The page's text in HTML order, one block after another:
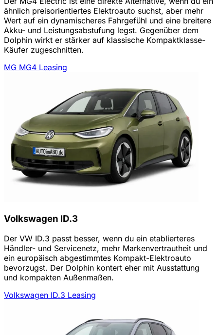
ähnlich preisorientiertes Elektroauto suchst, aber mehr
Wert auf ein dynamischeres Fahrgefühl und eine breitere
Akku- und Leistungsabstufung legst. Gegenüber dem
Dolphin wirkt er stärker auf klassische Kompaktklasse-
Käufer zugeschnitten.
MG MG4 Leasing
Volkswagen ID.3
Der VW ID.3 passt besser, wenn du ein etablierteres
Händler- und Servicenetz, mehr Markenvertrautheit und
ein europäisch abgestimmtes Kompakt-Elektroauto
bevorzugst. Der Dolphin kontert eher mit Ausstattung
und kompakten Außenmaßen.
Volkswagen ID.3 Leasing